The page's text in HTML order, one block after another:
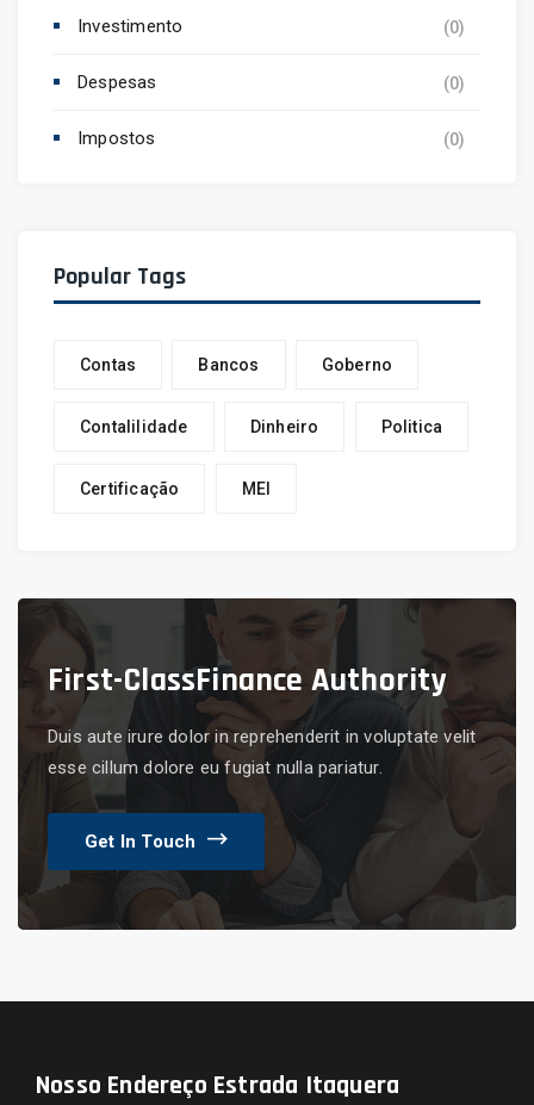
Investimento (0)
Despesas (0)
Impostos (0)
Popular Tags
Contas Bancos Goberno
Contalilidade Dinheiro Politica
Certificação MEI
First-ClassFinance Authority
Duis aute irure dolor in reprehenderit in voluptate velit
esse cillum dolore eu fugiat nulla pariatur.
Get In Touch
Nosso Endereço Estrada Itaquera